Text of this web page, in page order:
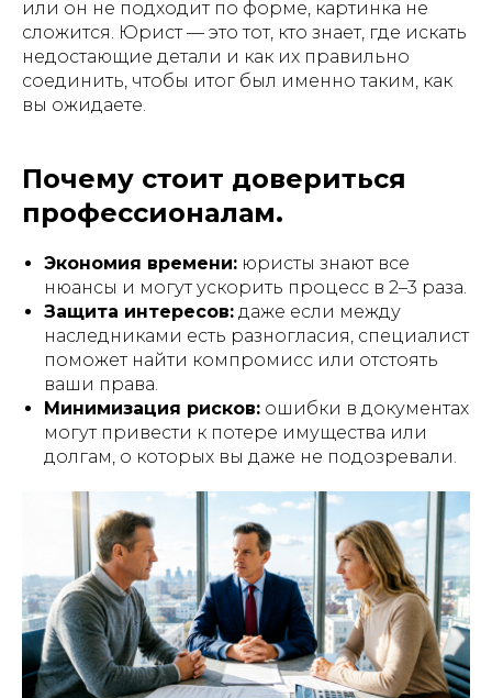
или он не подходит по форме, картинка не
сложится. Юрист — это тот, кто знает, где искать
недостающие детали и как их правильно
соединить, чтобы итог был именно таким, как
вы ожидаете.
Почему стоит довериться
профессионалам.
Экономия времени: юристы знают все
нюансы и могут ускорить процесс в 2–3 раза.
Защита интересов: даже если между
наследниками есть разногласия, специалист
поможет найти компромисс или отстоять
ваши права.
Минимизация рисков: ошибки в документах
могут привести к потере имущества или
долгам, о которых вы даже не подозревали.